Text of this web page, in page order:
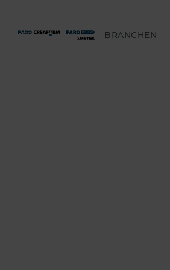
BRANCHEN